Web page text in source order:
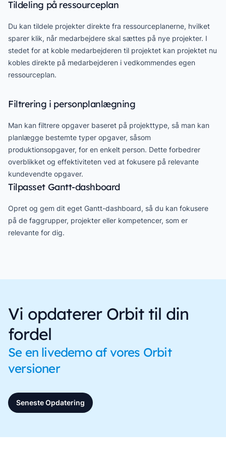
Tildeling på ressourceplan
Du kan tildele projekter direkte fra ressourceplanerne, hvilket
sparer klik, når medarbejdere skal sættes på nye projekter. I
stedet for at koble medarbejderen til projektet kan projektet nu
kobles direkte på medarbejderen i vedkommendes egen
ressourceplan.
Filtrering i personplanlægning
Man kan filtrere opgaver baseret på projekttype, så man kan
planlægge bestemte typer opgaver, såsom
produktionsopgaver, for en enkelt person. Dette forbedrer
overblikket og effektiviteten ved at fokusere på relevante
kundevendte opgaver.
Tilpasset Gantt-dashboard
Opret og gem dit eget Gantt-dashboard, så du kan fokusere
på de faggrupper, projekter eller kompetencer, som er
relevante for dig.
Vi opdaterer Orbit til din
fordel
Se en livedemo af vores Orbit
versioner
Seneste Opdatering